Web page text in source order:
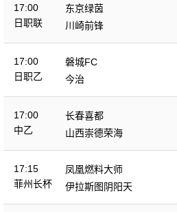
17:00
日职联
东京绿茵
川崎前锋
17:00
日职乙
磐城FC
今治
17:00
中乙
长春喜都
山西崇德荣海
17:15
菲州长杯
凤凰燃料大师
伊拉斯图阴阳天